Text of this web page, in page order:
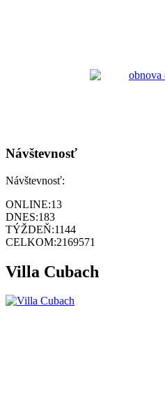
Návštevnosť
Návštevnosť:
ONLINE:13
DNES:183
TÝŽDEŇ:1144
CELKOM:2169571
Villa Cubach